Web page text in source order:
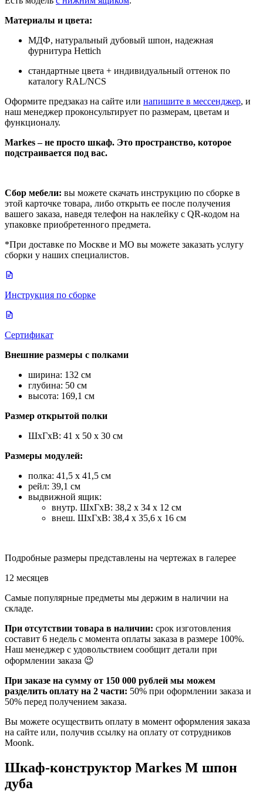
Материалы и цвета:
МДФ, натуральный дубовый шпон, надежная
фурнитура Hettich
стандартные цвета + индивидуальный оттенок по
каталогу RAL/NCS
Оформите предзаказ на сайте или напишите в мессенджер, и
наш менеджер проконсультирует по размерам, цветам и
функционалу.
Markes – не просто шкаф. Это пространство, которое
подстраивается под вас.
Сбор мебели: вы можете скачать инструкцию по сборке в
этой карточке товара, либо открыть ее после получения
вашего заказа, наведя телефон на наклейку с QR-кодом на
упаковке приобретенного предмета.
*При доставке по Москве и МО вы можете заказать услугу
сборки у наших специалистов.
Инструкция по сборке
Сертификат
Внешние размеры с полками
ширина: 132 см
глубина: 50 см
высота: 169,1 см
Размер открытой полки
ШхГхВ: 41 х 50 х 30 см
Размеры модулей:
полка: 41,5 х 41,5 см
рейл: 39,1 см
выдвижной ящик:
внутр. ШхГхВ: 38,2 х 34 х 12 см
внеш. ШхГхВ: 38,4 х 35,6 х 16 см
Подробные размеры представлены на чертежах в галерее
12 месяцев
Самые популярные предметы мы держим в наличии на
складе.
При отсутствии товара в наличии: срок изготовления
составит 6 недель с момента оплаты заказа в размере 100%.
Наш менеджер с удовольствием сообщит детали при
оформлении заказа 😉
При заказе на сумму от 150 000 рублей мы можем
разделить оплату на 2 части: 50% при оформлении заказа и
50% перед получением заказа.
Вы можете осуществить оплату в момент оформления заказа
на сайте или, получив ссылку на оплату от сотрудников
Moonk.
Шкаф-конструктор Markes M шпон
дуба